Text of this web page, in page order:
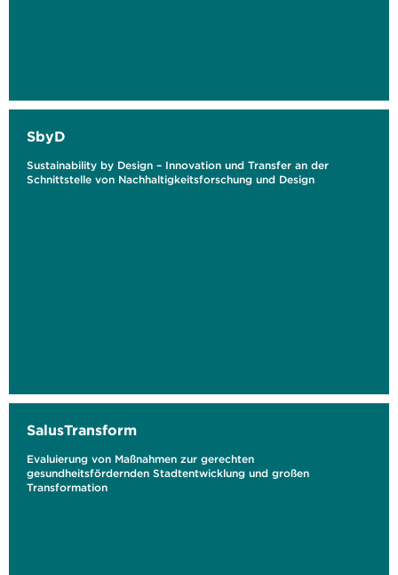
SbyD
Sustainability by Design – Innovation und Transfer an der
Schnittstelle von Nachhaltigkeitsforschung und Design
SalusTransform
Evaluierung von Maßnahmen zur gerechten
gesundheitsfördernden Stadtentwicklung und großen
Transformation